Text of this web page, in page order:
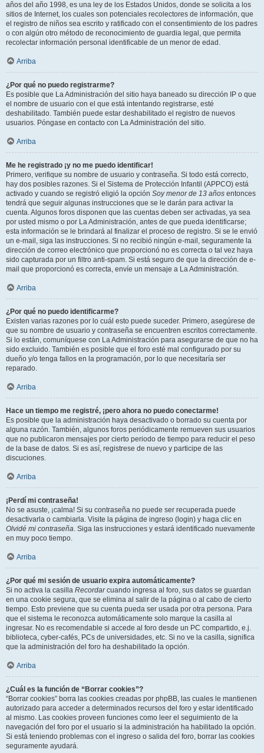
años del año 1998, es una ley de los Estados Unidos, donde se solicita a los
sitios de Internet, los cuales son potenciales recolectores de información, que
el registro de niños sea escrito y ratificado con el consentimiento de los padres
o con algún otro método de reconocimiento de guardia legal, que permita
recolectar información personal identificable de un menor de edad.
Arriba
¿Por qué no puedo registrarme?
Es posible que La Administración del sitio haya baneado su dirección IP o que
el nombre de usuario con el que está intentando registrarse, esté
deshabilitado. También puede estar deshabilitado el registro de nuevos
usuarios. Póngase en contacto con La Administración del sitio.
Arriba
Me he registrado ¡y no me puedo identificar!
Primero, verifique su nombre de usuario y contraseña. Si todo está correcto,
hay dos posibles razones. Si el Sistema de Protección Infantil (APPCO) está
activado y cuando se registró eligió la opción Soy menor de 13 años entonces
tendrá que seguir algunas instrucciones que se le darán para activar la
cuenta. Algunos foros disponen que las cuentas deben ser activadas, ya sea
por usted mismo o por La Administración, antes de que pueda identificarse;
esta información se le brindará al finalizar el proceso de registro. Si se le envió
un e-mail, siga las instrucciones. Si no recibió ningún e-mail, seguramente la
dirección de correo electrónico que proporcionó no es correcta o tal vez haya
sido capturada por un filtro anti-spam. Si está seguro de que la dirección de e-
mail que proporcionó es correcta, envíe un mensaje a La Administración.
Arriba
¿Por qué no puedo identificarme?
Existen varias razones por lo cuál esto puede suceder. Primero, asegúrese de
que su nombre de usuario y contraseña se encuentren escritos correctamente.
Si lo están, comuníquese con La Administración para asegurarse de que no ha
sido excluido. También es posible que el foro esté mal configurado por su
dueño y/o tenga fallos en la programación, por lo que necesitaría ser
reparado.
Arriba
Hace un tiempo me registré, ¡pero ahora no puedo conectarme!
Es posible que la administración haya desactivado o borrado su cuenta por
alguna razón. También, algunos foros periódicamente remueven sus usuarios
que no publicaron mensajes por cierto periodo de tiempo para reducir el peso
de la base de datos. Si es así, registrese de nuevo y participe de las
discuciones.
Arriba
¡Perdí mi contraseña!
No se asuste, ¡calma! Si su contraseña no puede ser recuperada puede
desactivarla o cambiarla. Visite la página de ingreso (login) y haga clic en
Olvidé mi contraseña. Siga las instrucciones y estará identificado nuevamente
en muy poco tiempo.
Arriba
¿Por qué mi sesión de usuario expira automáticamente?
Si no activa la casilla Recordarcuando ingresa al foro, sus datos se guardan
en una cookie segura, que se elimina al salir de la página o al cabo de cierto
tiempo. Esto previene que su cuenta pueda ser usada por otra persona. Para
que el sistema le reconozca automáticamente solo marque la casilla al
ingresar. No es recomendable si accede al foro desde un PC compartido, e.j.
biblioteca, cyber-cafés, PCs de universidades, etc. Si no ve la casilla, significa
que la administración del foro ha deshabilitado la opción.
Arriba
¿Cuál es la función de “Borrar cookies”?
“Borrar cookies” borra las cookies creadas por phpBB, las cuales le mantienen
autorizado para acceder a determinados recursos del foro y estar identificado
al mismo. Las cookies proveen funciones como leer el seguimiento de la
navegación del foro por el usuario si la administración ha habilitado la opción.
Si está teniendo problemas con el ingreso o salida del foro, borrar las cookies
seguramente ayudará.